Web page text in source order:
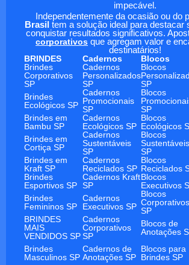
impecável.
Independentemente da ocasião ou do
Brasil tem a solução ideal para destacar
conquistar resultados significativos.
corporativos que agregam valor e
destinatários!
BRINDES
Cadernos Blocos
Brindes
Corporativos
SP
Cadernos
Personalizados
SP
Blocos
SP
Brindes
Ecológicos SP
Cadernos
Promocionais
SP
Blocos
SP
Brindes em
Bambu SP
Cadernos
Ecológicos SP
Blocos
Ecológicos
Brindes em
Cortiça SP
Cadernos
Sustentáveis
SP
Blocos
Sustentáveis
SP
Brindes em
Kraft SP
Cadernos
Reciclados SP
Blocos
Reciclados
Brindes
Esportivos SP
Cadernos Kraft
SP
Blocos
Executivos
Brindes
Femininos SP
Cadernos
Executivos SP
Blocos
Corporativos
SP
BRINDES
MAIS
VENDIDOS SP
Cadernos
Corporativos
SP
Blocos de
Anotações
Brindes
Masculinos SP
Cadernos de
Anotações SP
Blocos para
Brindes SP